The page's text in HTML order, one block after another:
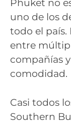
Phuket no
uno de los
todo el país.
entre
compañías
comodidad.
Casi todos
Southern